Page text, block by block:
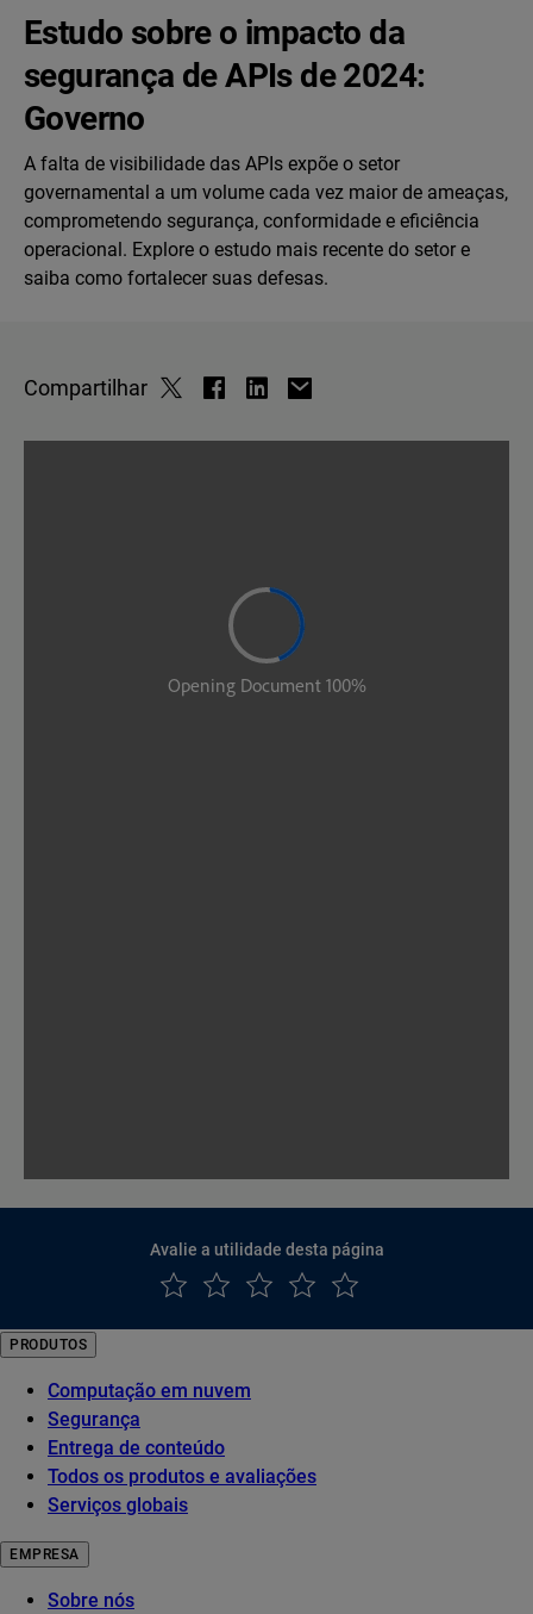
Estudo sobre o impacto da
segurança de APIs de 2024:
Governo
A falta de visibilidade das APIs expõe o setor
governamental a um volume cada vez maior de ameaças,
comprometendo segurança, conformidade e eficiência
operacional. Explore o estudo mais recente do setor e
saiba como fortalecer suas defesas.
Compartilhar
Avalie a utilidade desta página
PRODUTOS
Computação em nuvem
Segurança
Entrega de conteúdo
Todos os produtos e avaliações
Serviços globais
EMPRESA
Sobre nós